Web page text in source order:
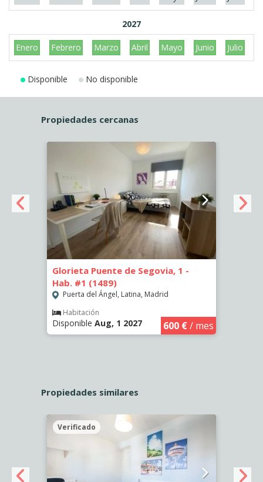
2027
Enero Febrero Marzo Abril Mayo Junio Julio
Disponible No disponible
Propiedades cercanas
Glorieta Puente de Segovia, 1 -
Hab. #1 (1489)
Puerta del Ángel, Latina, Madrid
Habitación
Disponible Aug, 1 2027 600 €/ mes
Propiedades similares
Verificado